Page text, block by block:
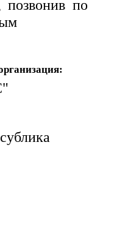
позвонив по